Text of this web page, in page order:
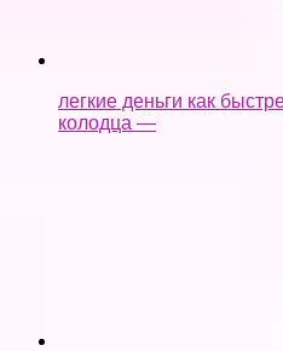
легкие деньги как
колодца —